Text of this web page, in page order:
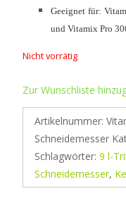
Geeignet für:
und Vitamix Pro
Nicht vorrätig
Zur Wunschliste
Artikelnummer:
Schneidemesser
Schlagwörter: 9 l-
Schneidemesser,